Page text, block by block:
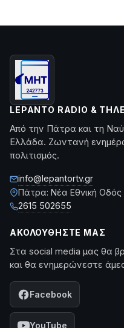
LEPANTO RADIO &
Από την Πάτρα και τη
Ελλάδα. Ζωντανή
πολιτισμός.
info@lepantortv.gr
Πάτρα: Νέα Εθνική
2615 502655
ΑΚΟΛΟΥΘΉΣΤΕ ΜΑΣ
Στα social media μας θα
και θα ενημερώνεστε
Facebook
YouTube